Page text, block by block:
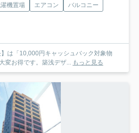
機置場 エアコン
バルコニー
】は「10,000円キャッシュバック対象物
変お得です。築浅デザ... もっと見る